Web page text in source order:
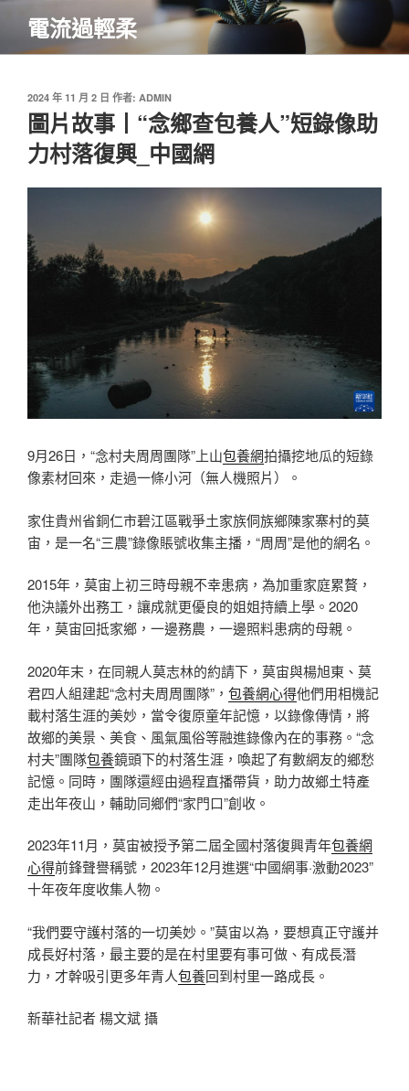
主
電流過輕柔
發
佈
於
2024 年 11 月 2 日 作者: ADMIN
圖片故事丨“念鄉查包養人”短錄像助
力村落復興_中國網
9月26日，“念村夫周周團隊”上山包養網拍攝挖地瓜的短錄
像素材回來，走過一條小河（無人機照片）。
家住貴州省銅仁市碧江區戰爭土家族侗族鄉陳家寨村的莫
宙，是一名“三農”錄像賬號收集主播，“周周”是他的網名。
2015年，莫宙上初三時母親不幸患病，為加重家庭累贅，
他決議外出務工，讓成就更優良的姐姐持續上學。2020
年，莫宙回抵家鄉，一邊務農，一邊照料患病的母親。
2020年末，在同親人莫志林的約請下，莫宙與楊旭東、莫
君四人組建起“念村夫周周團隊”， 包養網心得他們用相機記
載村落生涯的美妙，當令復原童年記憶，以錄像傳情，將
故鄉的美景、美食、風氣風俗等融進錄像內在的事務。“念
村夫”團隊包養鏡頭下的村落生涯，喚起了有數網友的鄉愁
記憶。同時，團隊還經由過程直播帶貨，助力故鄉土特產
走出年夜山，輔助同鄉們“家門口”創收。
2023年11月，莫宙被授予第二屆全國村落復興青年包養網
心得前鋒聲譽稱號，2023年12月進選“中國網事·激動2023”
十年夜年度收集人物。
“我們要守護村落的一切美妙。”莫宙以為，要想真正守護并
成長好村落，最主要的是在村里要有事可做、有成長潛
力，才幹吸引更多年青人包養回到村里一路成長。
新華社記者 楊文斌 攝